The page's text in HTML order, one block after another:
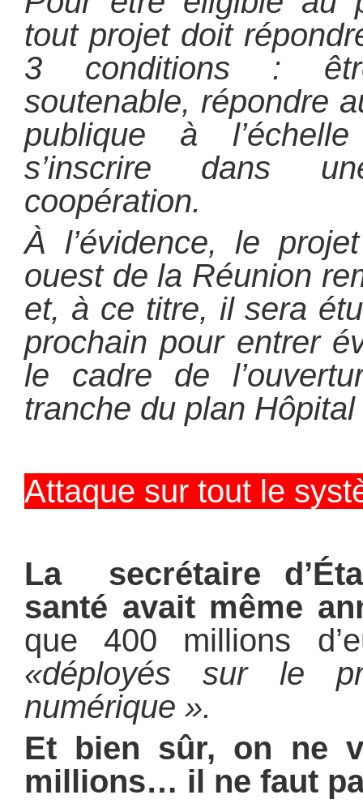
tout projet doit
3 conditions :
soutenable, répondre
publique à
s’inscrire dans
coopération.
À l’évidence, le
ouest de la Réunion
et, à ce titre, il sera
prochain pour entrer
le cadre de
tranche du plan
Attaque sur tout le
La secrétaire
santé avait même
que 400 millions
«déployés sur le
numérique ».
Et bien sûr, on ne
millions… il ne faut